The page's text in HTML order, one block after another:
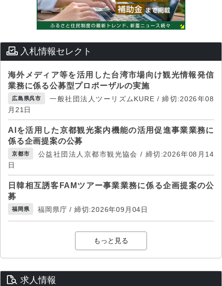
入札情報セレクト
海外メディア等を活用した台湾市場向け観光情報発信
業務に係る公募型プロポーザルの実施
広島県呉市
一般社団法人ツーリズムKURE / 締切:2026年08
月21日
AIを活用した京都観光案内機能の活用促進事業業務に
係る企画提案の公募
京都市
公益社団法人京都市観光協会 / 締切:2026年08月14
日
日韓相互誘客FAMツアー事業業務に係る企画提案の公
募
福岡県 福岡県庁 / 締切:2026年09月04日
もっと見る
求人情報